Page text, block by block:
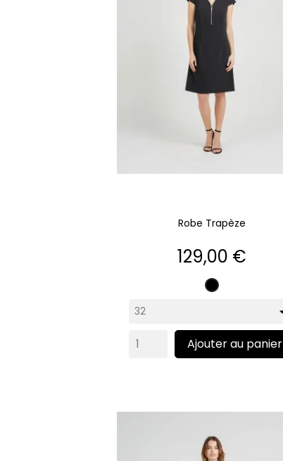
Robe Trapèze
Prix
129,00 €
Noir
Ajouter au panier